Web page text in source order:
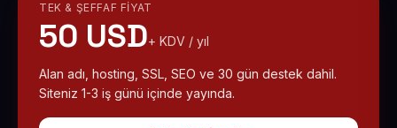
TEK & ŞEFFAF FIYAT
50 USD+ KDV / yıl
Alan adı, hosting, SSL, SEO ve 30 gün destek dahil.
Siteniz 1-3 iş günü içinde yayında.